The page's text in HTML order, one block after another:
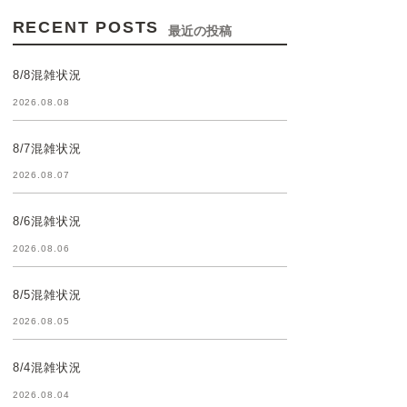
RECENT POSTS 最近の投稿
8/8混雑状況
2026.08.08
8/7混雑状況
2026.08.07
8/6混雑状況
2026.08.06
8/5混雑状況
2026.08.05
8/4混雑状況
2026.08.04